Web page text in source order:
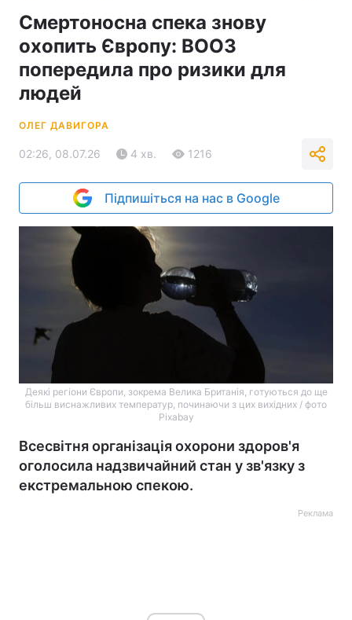
Смертоносна спека знову
охопить Європу: ВООЗ
попередила про ризики для
людей
ОЛЕГ ДАВИГОРА
02:26, 08.07.26 4 хв. 1216
Підпишіться на нас в Google
Деякі регіони Європи, зокрема Велика Британія, готуються до ще
більш виснажливих температур, починаючи з цих вихідних / фото
Pixabay
Всесвітня організація охорони здоров'я
оголосила надзвичайний стан у зв'язку з
екстремальною спекою.
Реклама